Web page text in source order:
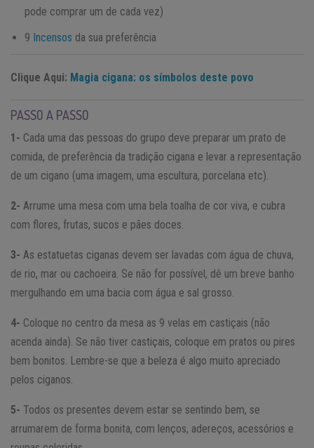
pode comprar um de cada vez)
9 Incensos da sua preferência
Clique Aqui: Magia cigana: os símbolos deste povo
PASSO A PASSO
1- Cada uma das pessoas do grupo deve preparar um prato de
comida, de preferência da tradição cigana e levar a representação
de um cigano (uma imagem, uma escultura, porcelana etc).
2- Arrume uma mesa com uma bela toalha de cor viva, e cubra
com flores, frutas, sucos e pães doces.
3- As estatuetas ciganas devem ser lavadas com água de chuva,
de rio, mar ou cachoeira. Se não for possível, dê um breve banho
mergulhando em uma bacia com água e sal grosso.
4- Coloque no centro da mesa as 9 velas em castiçais (não
acenda ainda). Se não tiver castiçais, coloque em pratos ou pires
bem bonitos. Lembre-se que a beleza é algo muito apreciado
pelos ciganos.
5- Todos os presentes devem estar se sentindo bem, se
arrumarem de forma bonita, com lenços, adereços, acessórios e